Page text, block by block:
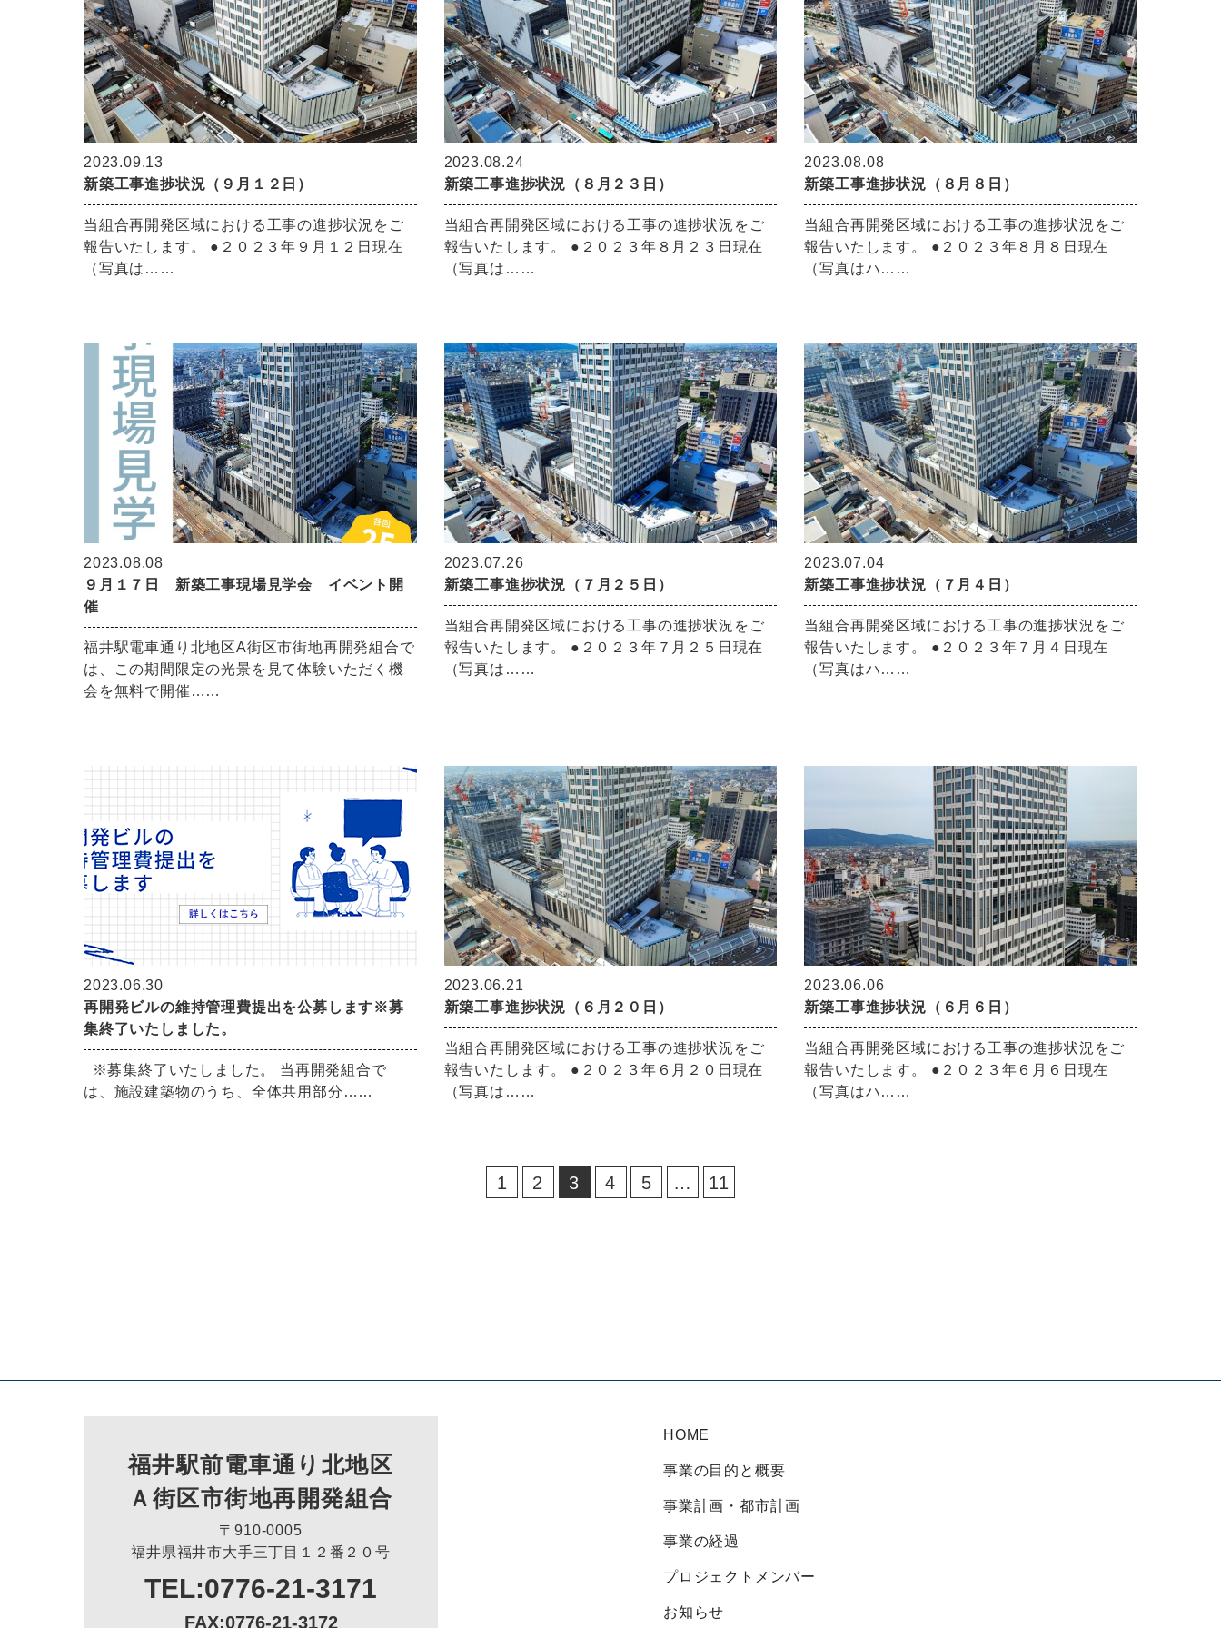
2023.09.13
新築工事進捗状況（９月１２日）
当組合再開発区域における工事の進捗状況をご
報告いたします。 ●２０２３年９月１２日現在
（写真は……
2023.08.24
新築工事進捗状況（８月２３日）
当組合再開発区域における工事の進捗状況をご
報告いたします。 ●２０２３年８月２３日現在
（写真は……
2023.08.08
新築工事進捗状況（８月８日）
当組合再開発区域における工事の進捗状況をご
報告いたします。 ●２０２３年８月８日現在
（写真はハ……
2023.08.08
９月１７日 新築工事現場見学会 イベント開
催
福井駅電車通り北地区A街区市街地再開発組合で
は、この期間限定の光景を見て体験いただく機
会を無料で開催……
2023.07.26
新築工事進捗状況（７月２５日）
当組合再開発区域における工事の進捗状況をご
報告いたします。 ●２０２３年７月２５日現在
（写真は……
2023.07.04
新築工事進捗状況（７月４日）
当組合再開発区域における工事の進捗状況をご
報告いたします。 ●２０２３年７月４日現在
（写真はハ……
2023.06.30
再開発ビルの維持管理費提出を公募します※募
集終了いたしました。
※募集終了いたしました。 当再開発組合で
は、施設建築物のうち、全体共用部分……
2023.06.21
新築工事進捗状況（６月２０日）
当組合再開発区域における工事の進捗状況をご
報告いたします。 ●２０２３年６月２０日現在
（写真は……
2023.06.06
新築工事進捗状況（６月６日）
当組合再開発区域における工事の進捗状況をご
報告いたします。 ●２０２３年６月６日現在
（写真はハ……
1 2 3 4 5 … 11
福井駅前電車通り北地区
Ａ街区市街地再開発組合
〒910-0005
福井県福井市大手三丁目１２番２０号
TEL:0776-21-3171
FAX:0776-21-3172
HOME
事業の目的と概要
事業計画・都市計画
事業の経過
プロジェクトメンバー
お知らせ